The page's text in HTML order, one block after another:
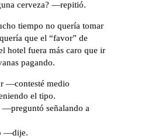
cerveza? —repitió.
tiempo no quería tomar
que el “favor” de
hotel fuera más caro que ir
pagando.
—contesté medio
el tipo.
señalando a
—dije.